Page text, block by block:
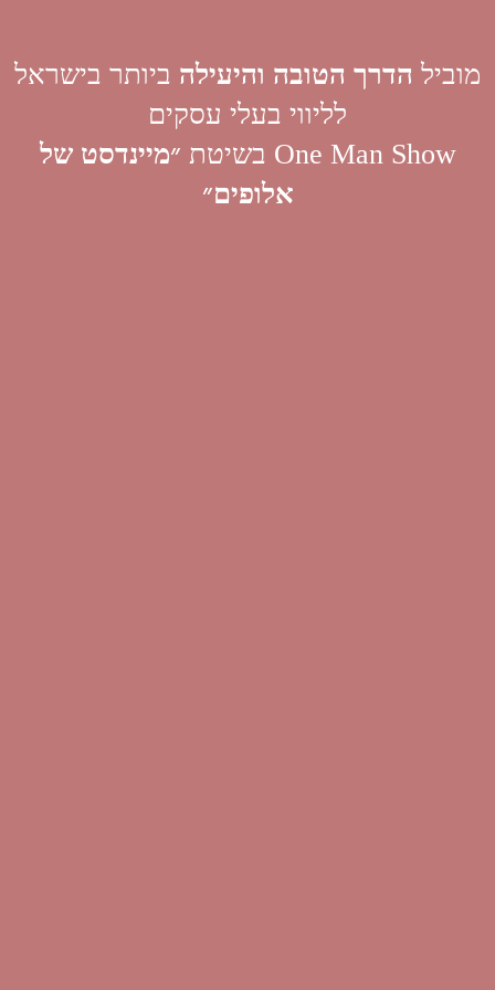
מוביל הדרך הטובה והיעילה ביותר בישראל
לליווי בעלי עסקים
One Man Show בשיטת
״מיינדסט של
אלופים״